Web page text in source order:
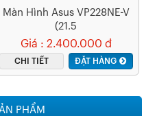
Màn Hình Asus VP228NE-V
(21.5
Inch/FHD/200cd/m²/DVI+V
GA/60Hz/1ms)
Giá : 2.400.000 đ
CHI TIẾT ĐẶT HÀNG
PHẨM